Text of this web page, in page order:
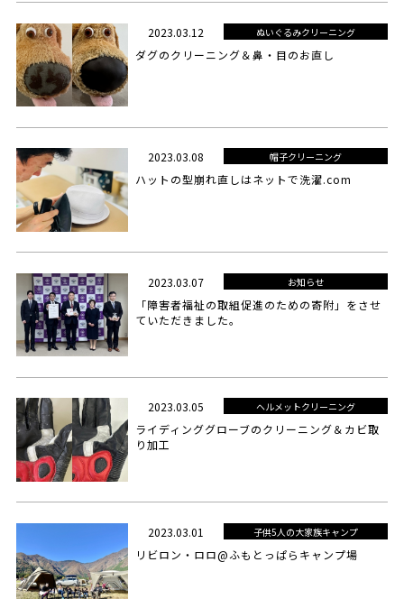
2023.03.12 ぬいぐるみクリーニング
ダグのクリーニング＆鼻・目のお直し
2023.03.08 帽子クリーニング
ハットの型崩れ直しはネットで洗濯.com
2023.03.07 お知らせ
「障害者福祉の取組促進のための寄附」をさせ
ていただきました。
2023.03.05 ヘルメットクリーニング
ライディンググローブのクリーニング＆カビ取
り加工
2023.03.01 子供5人の大家族キャンプ
リビロン・ロロ@ふもとっぱらキャンプ場